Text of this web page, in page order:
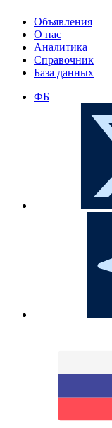
Объявления
О нас
Аналитика
Справочник
База данных
ФБ